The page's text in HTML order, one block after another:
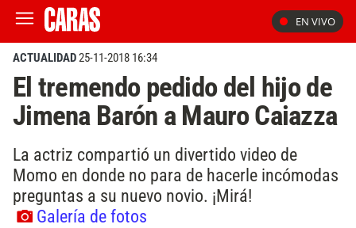
EN VIVO
ACTUALIDAD25-11-2018 16:34
El tremendo pedido del hijo de
Jimena Barón a Mauro Caiazza
La actriz compartió un divertido video de
Momo en donde no para de hacerle incómodas
preguntas a su nuevo novio. ¡Mirá!
Galería de fotos